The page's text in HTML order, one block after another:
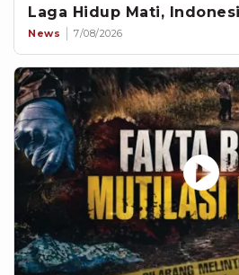
Laga Hidup Mati,
News 7/08/2026